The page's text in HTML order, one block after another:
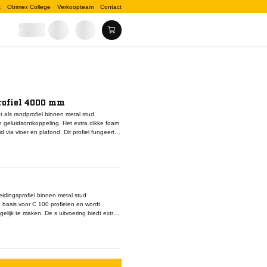
Obimex College Verkoopteam Contact
4000 mm
als randprofiel binnen metal stud
Het extra dikke foam
via vloer en plafond. Dit profiel fungeert
en gipsplaten om wanden te
binnen metal stud
voor C 100 profielen en wordt
te maken. De s uitvoering biedt extra
systeemopbouw. Toepassing
prestaties centraal staan.